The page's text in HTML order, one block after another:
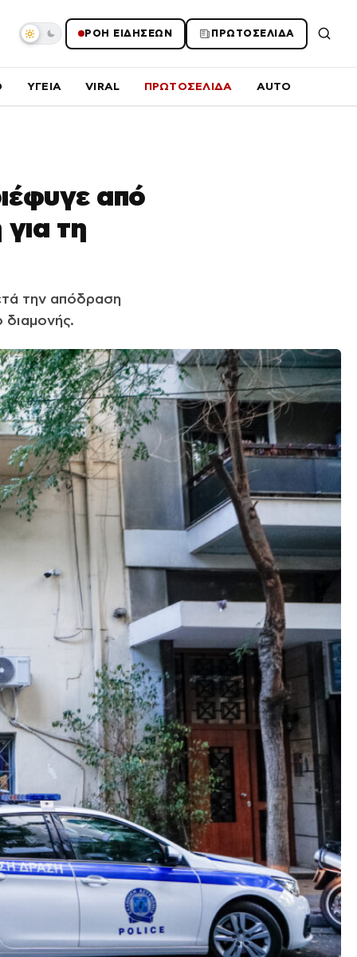
ΡΟΗ ΕΙΔΗΣΕΩΝ ΠΡΩΤΟΣΕΛΙΔΑ
ΥΓΕΙΑ VIRAL ΠΡΩΤΟΣΕΛΙΔΑ AUTO
από
τη
την απόδραση
διαμονής.